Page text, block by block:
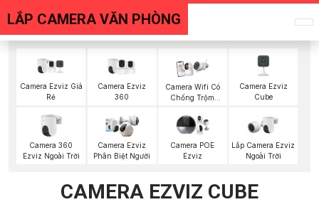
LẮP CAMERA VĂN PHÒNG
Camera Ezviz Giá
Rẻ
Camera Ezviz
360
Camera Wifi Có
Chống Trộm
Camera Ezviz
Cube
Camera 360
Ezviz Ngoài Trời
Camera Ezviz
Phân Biệt Người
Camera POE
Ezviz
Lắp Camera Ezviz
Ngoài Trời
CAMERA EZVIZ CUBE